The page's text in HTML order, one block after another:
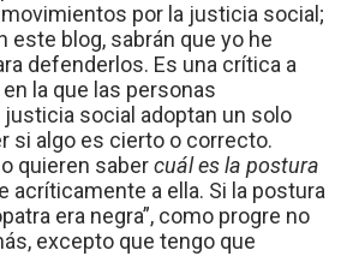
por la justicia social;
este blog, sabrán que yo he
defenderlos. Es una crítica a
la que las personas
social adoptan un solo
si algo es cierto o correcto.
quieren sabercuál es la postura
acríticamente a ella. Si la postura
era negra”, como progre no
excepto que tengo que